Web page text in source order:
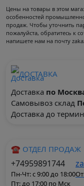
Цены на товары в этом
особенностей
продаж. Чтобы уточнить
пожалуйста, обратитесь к
напишете нам на почту
ДОСТАВКА
Доставка по
Самовывоз склад
Доставка до
☎ ОТДЕЛ ПРОДАЖ
+74959891744
Пн-Чт: с 9:00 до 18:00
Пт: до 17:00 по Мск